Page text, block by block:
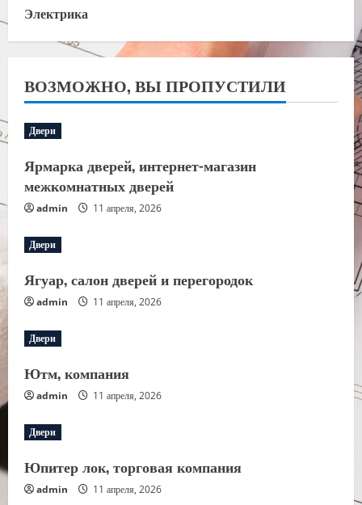
Электрика
ВОЗМОЖНО, ВЫ ПРОПУСТИЛИ
Двери
Ярмарка дверей, интернет-магазин
межкомнатных дверей
admin 11 апреля, 2026
Двери
Ягуар, салон дверей и перегородок
admin 11 апреля, 2026
Двери
Ютм, компания
admin 11 апреля, 2026
Двери
Юпитер лок, торговая компания
admin 11 апреля, 2026